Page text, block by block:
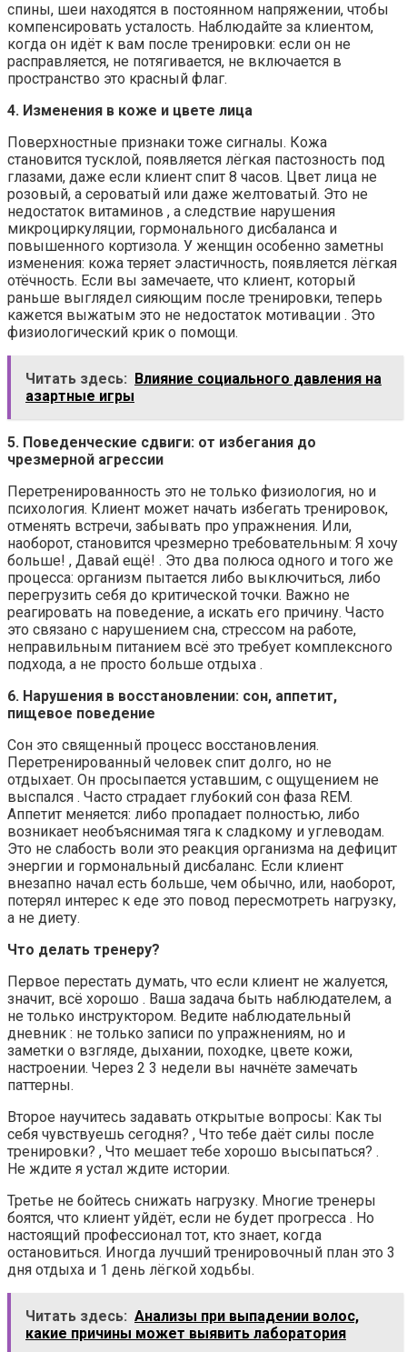
спины, шеи находятся в постоянном напряжении, чтобы
компенсировать усталость. Наблюдайте за клиентом,
когда он идёт к вам после тренировки: если он не
расправляется, не потягивается, не включается в
пространство это красный флаг.
4. Изменения в коже и цвете лица
Поверхностные признаки тоже сигналы. Кожа
становится тусклой, появляется лёгкая пастозность под
глазами, даже если клиент спит 8 часов. Цвет лица не
розовый, а сероватый или даже желтоватый. Это не
недостаток витаминов , а следствие нарушения
микроциркуляции, гормонального дисбаланса и
повышенного кортизола. У женщин особенно заметны
изменения: кожа теряет эластичность, появляется лёгкая
отёчность. Если вы замечаете, что клиент, который
раньше выглядел сияющим после тренировки, теперь
кажется выжатым это не недостаток мотивации . Это
физиологический крик о помощи.
Читать здесь: Влияние социального давления на
азартные игры
5. Поведенческие сдвиги: от избегания до
чрезмерной агрессии
Перетренированность это не только физиология, но и
психология. Клиент может начать избегать тренировок,
отменять встречи, забывать про упражнения. Или,
наоборот, становится чрезмерно требовательным: Я хочу
больше! , Давай ещё! . Это два полюса одного и того же
процесса: организм пытается либо выключиться, либо
перегрузить себя до критической точки. Важно не
реагировать на поведение, а искать его причину. Часто
это связано с нарушением сна, стрессом на работе,
неправильным питанием всё это требует комплексного
подхода, а не просто больше отдыха .
6. Нарушения в восстановлении: сон, аппетит,
пищевое поведение
Сон это священный процесс восстановления.
Перетренированный человек спит долго, но не
отдыхает. Он просыпается уставшим, с ощущением не
выспался . Часто страдает глубокий сон фаза REM.
Аппетит меняется: либо пропадает полностью, либо
возникает необъяснимая тяга к сладкому и углеводам.
Это не слабость воли это реакция организма на дефицит
энергии и гормональный дисбаланс. Если клиент
внезапно начал есть больше, чем обычно, или, наоборот,
потерял интерес к еде это повод пересмотреть нагрузку,
а не диету.
Что делать тренеру?
Первое перестать думать, что если клиент не жалуется,
значит, всё хорошо . Ваша задача быть наблюдателем, а
не только инструктором. Ведите наблюдательный
дневник : не только записи по упражнениям, но и
заметки о взгляде, дыхании, походке, цвете кожи,
настроении. Через 2 3 недели вы начнёте замечать
паттерны.
Второе научитесь задавать открытые вопросы: Как ты
себя чувствуешь сегодня? , Что тебе даёт силы после
тренировки? , Что мешает тебе хорошо высыпаться? .
Не ждите я устал ждите истории.
Третье не бойтесь снижать нагрузку. Многие тренеры
боятся, что клиент уйдёт, если не будет прогресса . Но
настоящий профессионал тот, кто знает, когда
остановиться. Иногда лучший тренировочный план это 3
дня отдыха и 1 день лёгкой ходьбы.
Читать здесь: Анализы при выпадении волос,
какие причины может выявить лаборатория